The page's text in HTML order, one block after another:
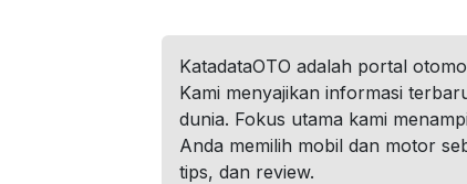
KatadataOTO adalah portal
Kami menyajikan informasi
dunia. Fokus utama kami
Anda memilih mobil dan motor
tips, dan review.